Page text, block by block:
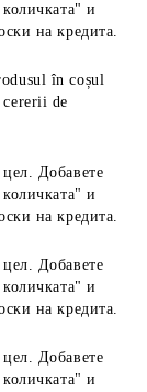
и
на кредита.
în coșul
cererii de
Добавете
и
на кредита.
Добавете
и
на кредита.
Добавете
и